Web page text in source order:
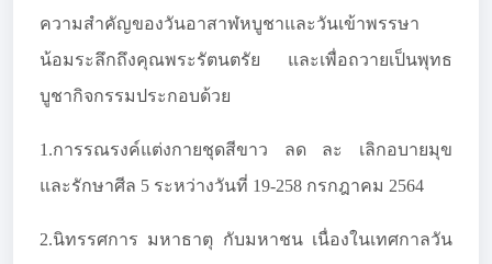
ความสำคัญของวันอาสาฬหบูชาและวันเข้าพรรษา
น้อมระลึกถึงคุณพระรัตนตรัย และเพื่อถวายเป็นพุทธ
บูชากิจกรรมประกอบด้วย
1.การรณรงค์แต่งกายชุดสีขาว ลด ละ เลิกอบายมุข
และรักษาศีล 5 ระหว่างวันที่ 19-258 กรกฎาคม 2564
2.นิทรรศการ มหาธาตุ กับมหาชน เนื่องในเทศกาลวัน